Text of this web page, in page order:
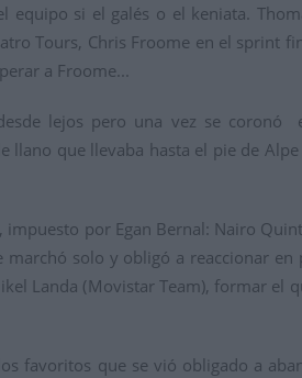
si el galés o el keniata.
Tours, Chris Froome en el sprint
a Froome...
lejos pero una vez se coronó
que llevaba hasta el pie de
por Egan Bernal: Nairo
solo y obligó a reaccionar
Landa (Movistar Team), formar
favoritos que se vió obligado a